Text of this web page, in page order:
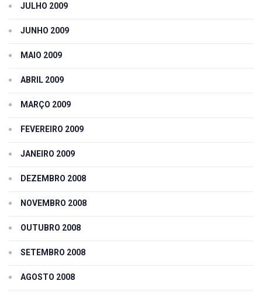
JULHO 2009
JUNHO 2009
MAIO 2009
ABRIL 2009
MARÇO 2009
FEVEREIRO 2009
JANEIRO 2009
DEZEMBRO 2008
NOVEMBRO 2008
OUTUBRO 2008
SETEMBRO 2008
AGOSTO 2008